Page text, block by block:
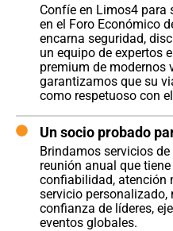
Confíe en Limos4 para
en el Foro Económico
encarna seguridad,
un equipo de expertos
premium de modernos
garantizamos que su
como respetuoso con
Un socio probado
Brindamos servicios
reunión anual que
confiabilidad, atención
servicio personalizado,
confianza de líderes,
eventos globales.